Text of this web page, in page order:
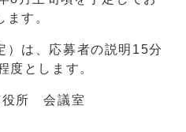
す。
、応募者の説明15分
度とします。
役所 会議室